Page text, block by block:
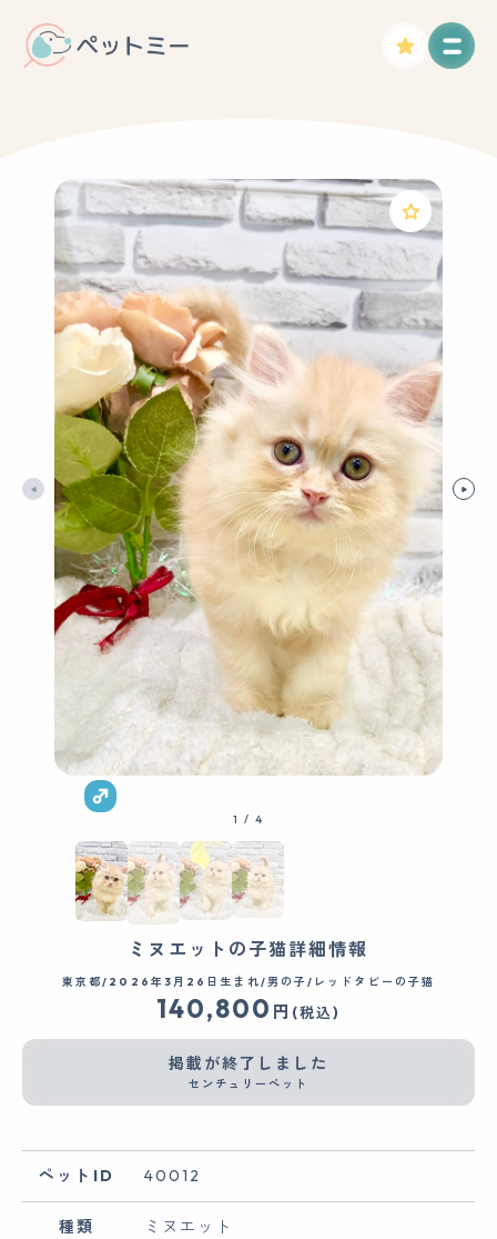
1 /4
ミヌエットの子猫詳細情報
東京都/2026年3月26日生まれ/男の子/レッドタビーの子猫
140,800 円 (税込)
掲載が終了しました
センチュリーペット
ペットID 40012
種類 ミヌエット